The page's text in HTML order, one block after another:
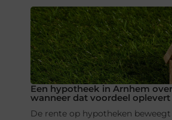
Een hypotheek in Arnhem
wanneer dat voordeel oplevert
De rente op hypotheken